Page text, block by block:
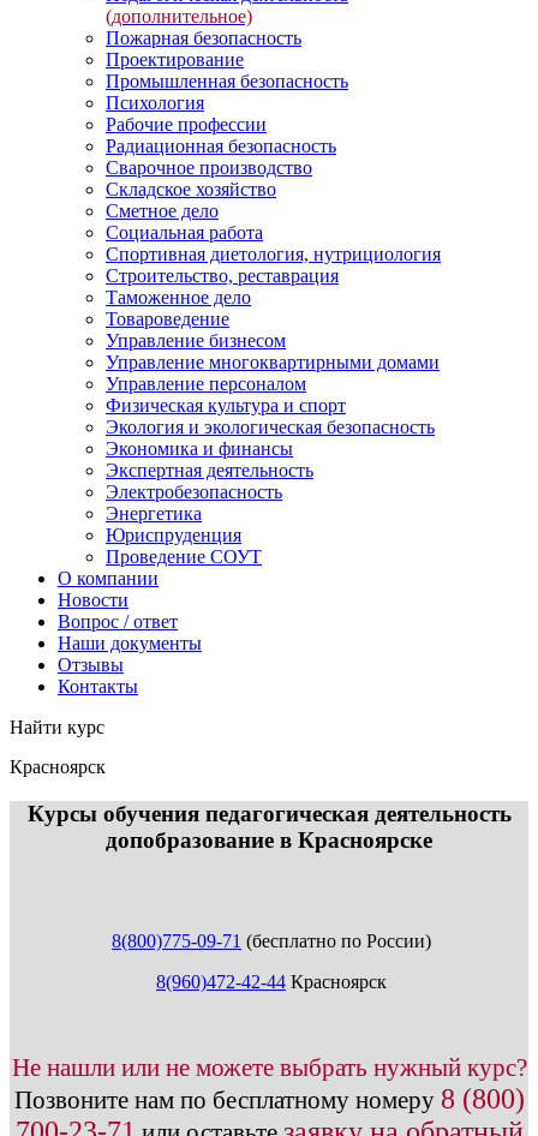
(дополнительное)
Пожарная безопасность
Проектирование
Промышленная безопасность
Психология
Рабочие профессии
Радиационная безопасность
Сварочное производство
Складское хозяйство
Сметное дело
Социальная работа
Спортивная диетология, нутрициология
Строительство, реставрация
Таможенное дело
Товароведение
Управление бизнесом
Управление многоквартирными домами
Управление персоналом
Физическая культура и спорт
Экология и экологическая безопасность
Экономика и финансы
Экспертная деятельность
Электробезопасность
Энергетика
Юриспруденция
Проведение СОУТ
О компании
Новости
Вопрос / ответ
Наши документы
Отзывы
Контакты
Найти курс
Красноярск
Курсы обучения педагогическая деятельность
допобразование в Красноярске
8(800)775-09-71 (бесплатно по России)
8(960)472-42-44 Красноярск
Не нашли или не можете выбрать нужный курс?
Позвоните нам по бесплатному номеру 8 (800)